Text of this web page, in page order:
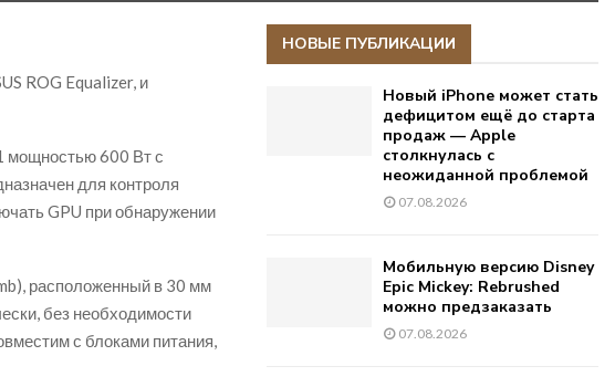
ROG Equalizer, и
мощностью 600 Вт с
для контроля
GPU при обнаружении
расположенный в 30 мм
без необходимости
с блоками питания,
НОВЫЕ ПУБЛИКАЦИИ
Новый iPhone может стать
дефицитом ещё до старта
продаж — Apple
столкнулась с
неожиданной проблемой
07.08.2026
Мобильную версию Disney
Epic Mickey: Rebrushed
можно предзаказать
07.08.2026